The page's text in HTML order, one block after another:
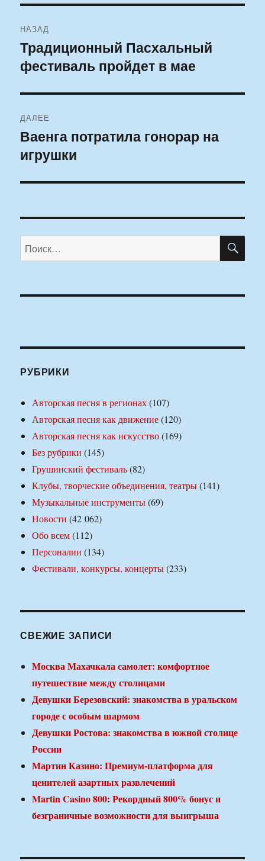
по
записям
НАЗАД
Предыдущая
запись:
Традиционный Пасхальный
фестиваль пройдет в мае
ДАЛЕЕ
Следующая
запись:
Ваенга потратила гонорар на
игрушки
Искать:
РУБРИКИ
Авторская песня в регионах(107)
Авторская песня как движение(120)
Авторская песня как искусство(169)
Без рубрики (145)
Грушинский фестиваль(82)
Клубы, творческие объединения, театры(141)
Музыкальные инструменты(69)
Новости (42 062)
Обо всем(112)
Персоналии (134)
Фестивали, конкурсы, концерты(233)
СВЕЖИЕ ЗАПИСИ
Москва Махачкала самолет: комфортное
путешествие между столицами
Девушки Березовский: знакомства в уральском
городе с особым шармом
Девушки Ростова: знакомства в южной столице
России
Мартин Казино: Премиум-платформа для
ценителей азартных развлечений
Martin Casino 800: Рекордный 800% бонус и
безграничные возможности для выигрыша